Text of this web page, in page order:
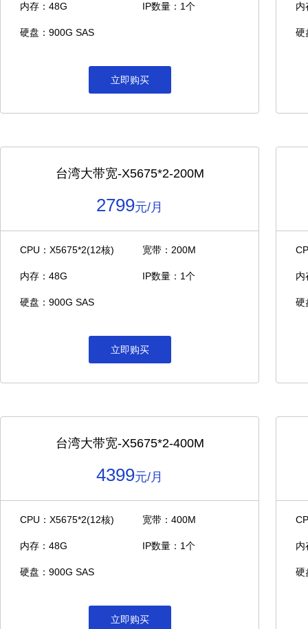
内存：48G
硬盘：900G SAS
IP数量：1个
立即购买
内
硬
台湾大带宽-X5675*2-200M
2799元/月
CPU：X5675*2(12核)
内存：48G
硬盘：900G SAS
宽带：200M
IP数量：1个
立即购买
内
硬
台湾大带宽-X5675*2-400M
4399元/月
CPU：X5675*2(12核)
内存：48G
硬盘：900G SAS
宽带：400M
IP数量：1个
立即购买
内
硬